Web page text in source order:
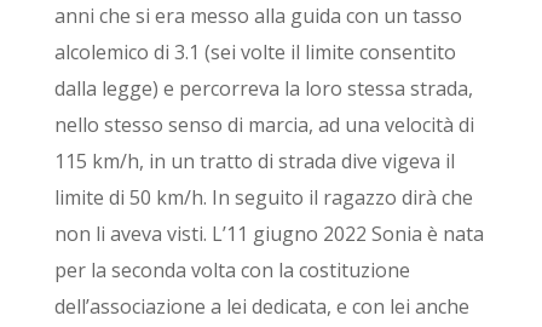
anni che si era messo alla guida con un tasso
alcolemico di 3.1 (sei volte il limite consentito
dalla legge) e percorreva la loro stessa strada,
nello stesso senso di marcia, ad una velocità di
115 km/h, in un tratto di strada dive vigeva il
limite di 50 km/h. In seguito il ragazzo dirà che
non li aveva visti. L’11 giugno 2022 Sonia è nata
per la seconda volta con la costituzione
dell’associazione a lei dedicata, e con lei anche